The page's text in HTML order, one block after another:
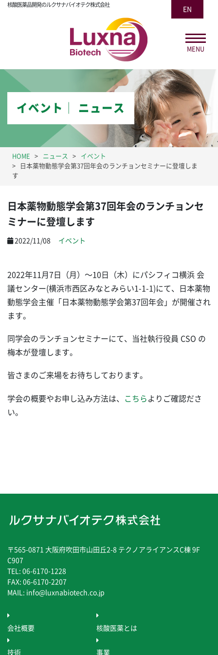
核酸医薬品開発のルクサナバイオテク株式会社
EN
MENU
イベント│ ニュース
HOME ニュース
イベント
日本薬物動態学会第37回年会のランチョンセミナーに登壇しま
す
日本薬物動態学会第37回年会のランチョンセ
ミナーに登壇します
2022/11/08 イベント
2022年11月7日（月）～10日（木）にパシフィコ横浜 会
議センター(横浜市西区みなとみらい1-1-1)にて、日本薬物
動態学会主催「日本薬物動態学会第37回年会」が開催され
ます。
同学会のランチョンセミナーにて、当社執行役員 CSO の
梅本が登壇します。
皆さまのご来場をお待ちしております。
学会の概要やお申し込み方法は、 こちら よりご確認ださ
い。
〒565-0871 大阪府吹田市山田丘2-8 テクノアライアンスC棟 9F
C907
TEL: 06-6170-1228
FAX: 06-6170-2207
MAIL: info@luxnabiotech.co.jp
会社概要 核酸医薬とは
技術 事業